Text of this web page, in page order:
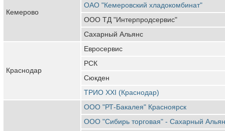
Кемерово
ОАО "Кемеровский хладокомбинат"
ООО ТД "Интерпродсервис"
Сахарный Альянс
Краснодар
Евросервис
РСК
Сюкден
ТРИО XXI (Краснодар)
ООО "РТ-Бакалея" Красноярск
ООО "Сибирь торговая" - Сахарный